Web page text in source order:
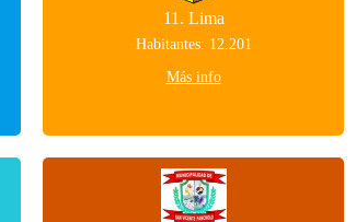
11. Lima
Habitantes: 12.201
Más info